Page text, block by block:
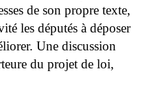
de son propre texte,
les députés à déposer
Une discussion
du projet de loi,